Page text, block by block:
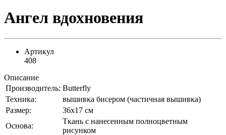
Ангел вдохновения
Артикул
408
Описание
Производитель: Butterfly
Техника:
вышивка бисером (частичная вышивка)
Размер:
36х17 см
Основа:
Ткань с нанесенным полноцветным
рисунком